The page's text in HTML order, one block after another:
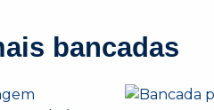
bancadas